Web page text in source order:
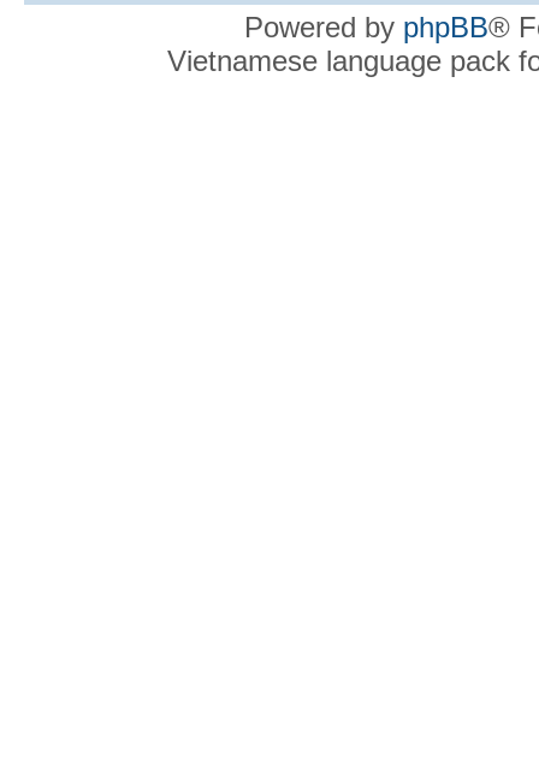
Powered by phpBB®
Vietnamese language pack